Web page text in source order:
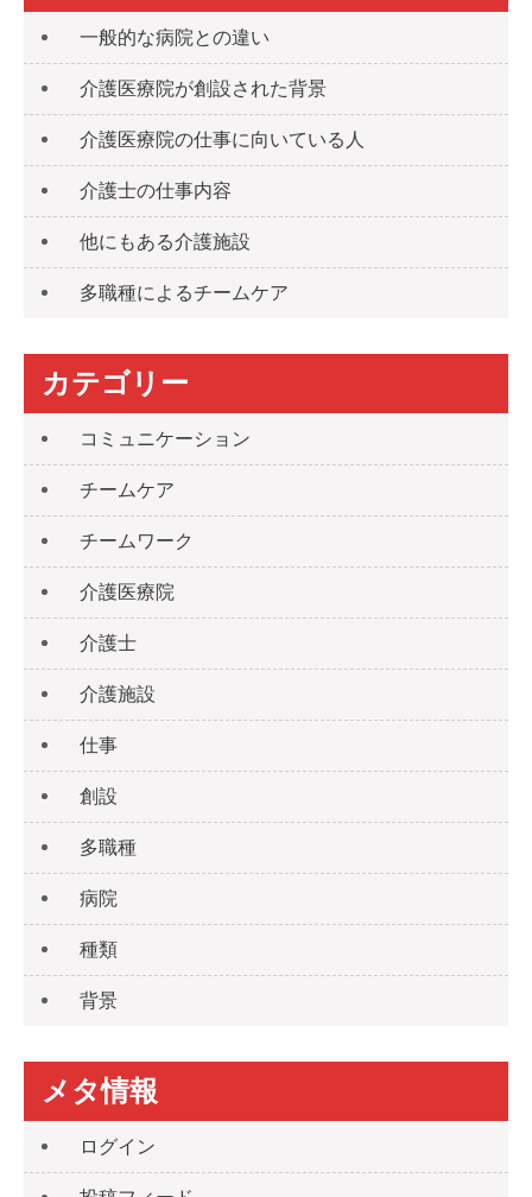
一般的な病院との違い
介護医療院が創設された背景
介護医療院の仕事に向いている人
介護士の仕事内容
他にもある介護施設
多職種によるチームケア
カテゴリー
コミュニケーション
チームケア
チームワーク
介護医療院
介護士
介護施設
仕事
創設
多職種
病院
種類
背景
メタ情報
ログイン